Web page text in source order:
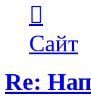
Lawego
Сайт
Re: